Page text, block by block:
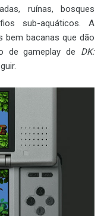
ruínas, bosques
sub-aquáticos. A
bem bacanas que dão
de gameplay de DK: